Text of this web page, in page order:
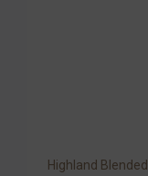
Highland